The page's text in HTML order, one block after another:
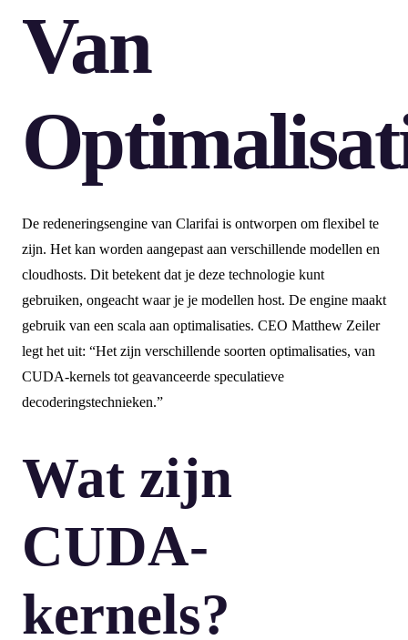
Van
De redeneringsengine van Clarifai is ontworpen om flexibel te
zijn. Het kan worden aangepast aan verschillende modellen en
cloudhosts. Dit betekent dat je deze technologie kunt
gebruiken, ongeacht waar je je modellen host. De engine maakt
gebruik van een scala aan optimalisaties. CEO Matthew Zeiler
legt het uit: “Het zijn verschillende soorten optimalisaties, van
CUDA-kernels tot geavanceerde speculatieve
decoderingstechnieken.”
Wat zijn
CUDA-
kernels?